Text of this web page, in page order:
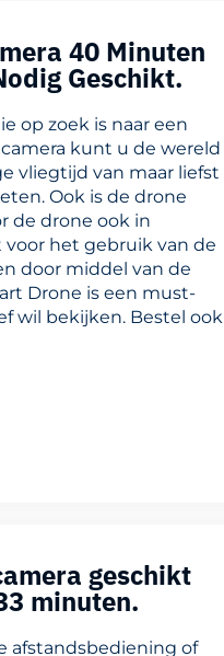
40 Minuten
Geschikt.
op zoek is naar een
kunt u de wereld
vliegtijd van maar liefst
Ook is de drone
de drone ook in
het gebruik van de
door middel van de
Drone is een must-
wil bekijken. Bestel ook
geschikt
minuten.
afstandsbediening of